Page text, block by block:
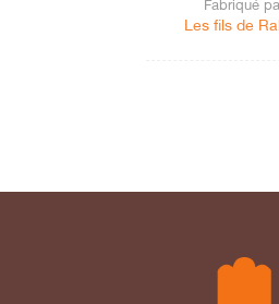
Fabriqué
Les fils de